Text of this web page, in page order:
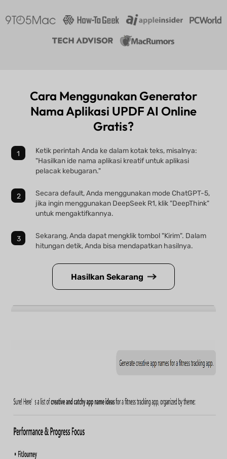
Cara Menggunakan Generator
Nama Aplikasi UPDF AI Online
Gratis?
Ketik perintah Anda ke dalam kotak teks, misalnya:
"Hasilkan ide nama aplikasi kreatif untuk aplikasi
pelacak kebugaran."
Secara default, Anda menggunakan mode ChatGPT-5,
jika ingin menggunakan DeepSeek R1, klik "DeepThink"
untuk mengaktifkannya.
Sekarang, Anda dapat mengklik tombol "Kirim". Dalam
hitungan detik, Anda bisa mendapatkan hasilnya.
Hasilkan Sekarang